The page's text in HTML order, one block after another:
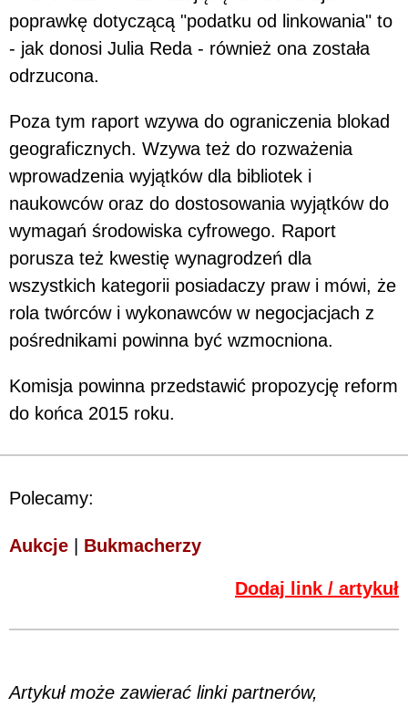
poprawkę dotyczącą "podatku od linkowania" to
- jak donosi Julia Reda - również ona została
odrzucona.
Poza tym raport wzywa do ograniczenia blokad
geograficznych. Wzywa też do rozważenia
wprowadzenia wyjątków dla bibliotek i
naukowców oraz do dostosowania wyjątków do
wymagań środowiska cyfrowego. Raport
porusza też kwestię wynagrodzeń dla
wszystkich kategorii posiadaczy praw i mówi, że
rola twórców i wykonawców w negocjacjach z
pośrednikami powinna być wzmocniona.
Komisja powinna przedstawić propozycję reform
do końca 2015 roku.
Polecamy:
Aukcje Bukmacherzy
Dodaj link / artykuł
Artykuł może zawierać linki partnerów,